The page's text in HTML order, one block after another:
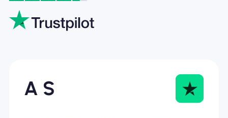
A S